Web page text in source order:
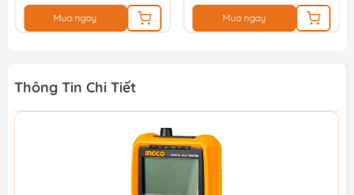
Mua ngay Mua ngay
Thông Tin Chi Tiết